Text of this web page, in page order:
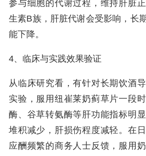
参与细胞的代谢过程，维持肝脏
生素B族，肝脏代谢会受影响，长
能下降。
4、临床与实践效果验证
从临床研究看，有针对长期饮酒
实验，服用纽崔莱奶蓟草片一段
酶、谷草转氨酶等肝功能指标明
堆积减少，肝损伤程度减轻。在
应酬频繁的商务人士反馈，服用